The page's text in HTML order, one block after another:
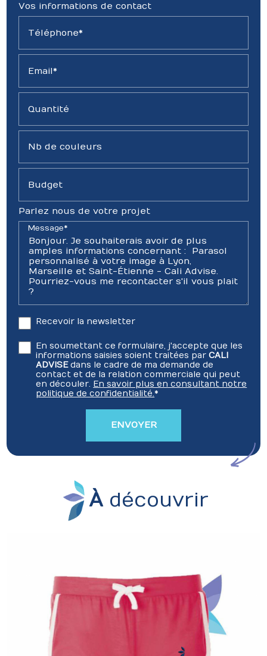
Vos informations de contact
Téléphone*
Email*
Quantité
Nb de couleurs
Budget
Parlez nous de votre projet
Message*
Recevoir la newsletter
En soumettant ce formulaire, j'accepte que les
informations saisies soient traitées parCALI
ADVISEdans le cadre de ma demande de
contact et de la relation commerciale qui peut
en découler. En savoir plus en consultant notre
politique de confidentialité.*
À découvrir